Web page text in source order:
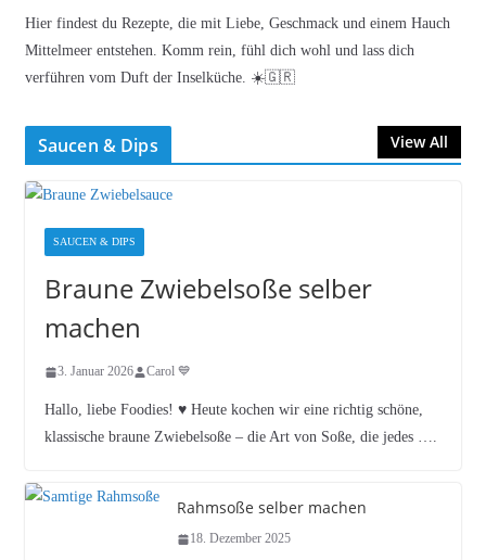
Hier findest du Rezepte, die mit Liebe, Geschmack und einem Hauch
Mittelmeer entstehen. Komm rein, fühl dich wohl und lass dich
verführen vom Duft der Inselküche. ☀️🇬🇷
Saucen & Dips View All
SAUCEN & DIPS
Braune Zwiebelsoße selber
machen
3. Januar 2026 Carol 💙
Hallo, liebe Foodies! ♥︎ Heute kochen wir eine richtig schöne,
klassische braune Zwiebelsoße – die Art von Soße, die jedes ….
Rahmsoße selber machen
18. Dezember 2025